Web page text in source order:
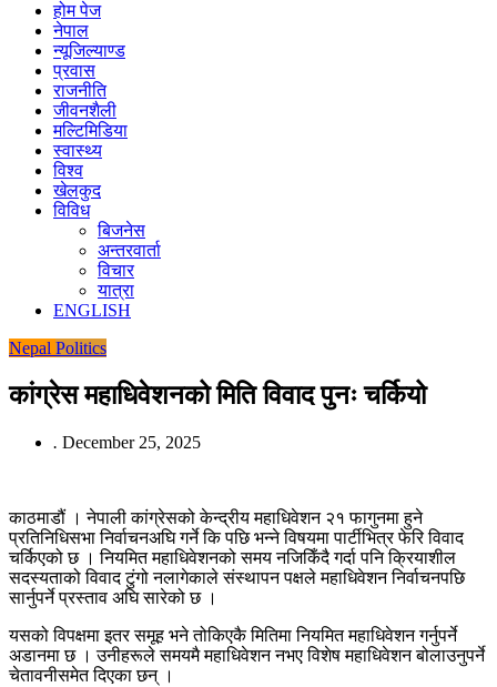
होम पेज
नेपाल
न्यूजिल्याण्ड
प्रवास
राजनीति
जीवनशैली
मल्टिमिडिया
स्वास्थ्य
विश्व
खेलकुद
विविध
बिजनेस
अन्तरवार्ता
विचार
यात्रा
ENGLISH
Nepal Politics
कांग्रेस महाधिवेशनको मिति विवाद पुनः चर्कियो
. December 25, 2025
काठमाडौं । नेपाली कांग्रेसको केन्द्रीय महाधिवेशन २१ फागुनमा हुने
प्रतिनिधिसभा निर्वाचनअघि गर्ने कि पछि भन्ने विषयमा पार्टीभित्र फेरि विवाद
चर्किएको छ । नियमित महाधिवेशनको समय नजिकिँदै गर्दा पनि क्रियाशील
सदस्यताको विवाद टुंगो नलागेकाले संस्थापन पक्षले महाधिवेशन निर्वाचनपछि
सार्नुपर्ने प्रस्ताव अघि सारेको छ ।
यसको विपक्षमा इतर समूह भने तोकिएकै मितिमा नियमित महाधिवेशन गर्नुपर्ने
अडानमा छ । उनीहरूले समयमै महाधिवेशन नभए विशेष महाधिवेशन बोलाउनुपर्ने
चेतावनीसमेत दिएका छन् ।